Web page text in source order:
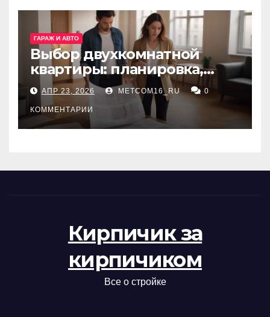
ГАРАЖ И АВТО
Выбор двухкомнатной
квартиры: планировка,
состояние жилья и
проверка документов
АПР 23, 2026 METCOM16_RU 0
КОММЕНТАРИИ
Кирпичик за
кирпичиком
Все о стройке